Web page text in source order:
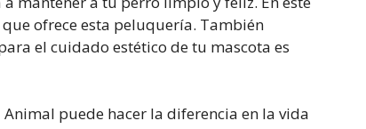
ofrece esta peluquería. También
el cuidado estético de tu mascota es
puede hacer la diferencia en la vida